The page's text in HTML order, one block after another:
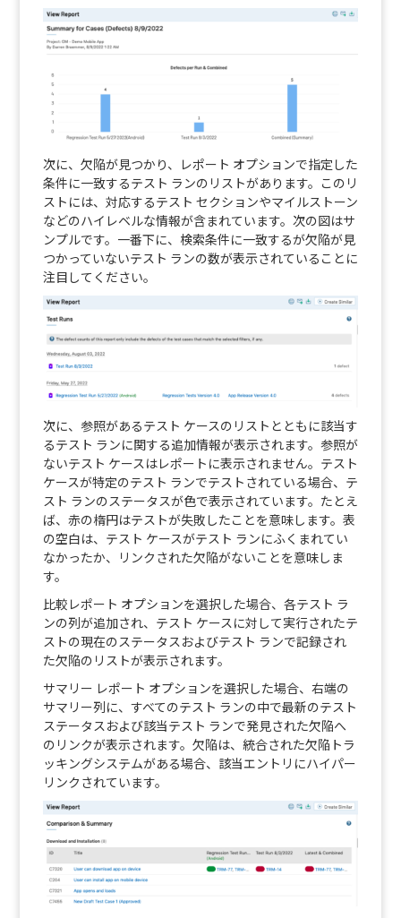
次に、欠陥が見つかり、レポート オプションで指定した
条件に一致するテスト ランのリストがあります。このリ
ストには、対応するテスト セクションやマイルストーン
などのハイレベルな情報が含まれています。次の図はサ
ンプルです。一番下に、検索条件に一致するが欠陥が見
つかっていないテスト ランの数が表示されていることに
注目してください。
次に、参照があるテスト ケースのリストとともに該当す
るテスト ランに関する追加情報が表示されます。参照が
ないテスト ケースはレポートに表示されません。テスト
ケースが特定のテスト ランでテストされている場合、テ
スト ランのステータスが色で表示されています。たとえ
ば、赤の楕円はテストが失敗したことを意味します。表
の空白は、テスト ケースがテスト ランにふくまれてい
なかったか、リンクされた欠陥がないことを意味しま
す。
比較レポート オプションを選択した場合、各テスト ラ
ンの列が追加され、テスト ケースに対して実行されたテ
ストの現在のステータスおよびテスト ランで記録され
た欠陥のリストが表示されます。
サマリー レポート オプションを選択した場合、右端の
サマリー列に、すべてのテスト ランの中で最新のテスト
ステータスおよび該当テスト ランで発見された欠陥へ
のリンクが表示されます。欠陥は、統合された欠陥トラ
ッキングシステムがある場合、該当エントリにハイパー
リンクされています。